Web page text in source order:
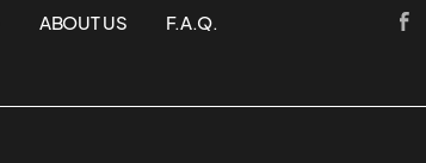
ABOUT US F.A.Q.